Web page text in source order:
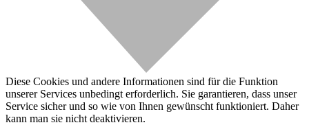
Diese Cookies und andere Informationen sind für die Funktion
unserer Services unbedingt erforderlich. Sie garantieren, dass unser
Service sicher und so wie von Ihnen gewünscht funktioniert. Daher
kann man sie nicht deaktivieren.